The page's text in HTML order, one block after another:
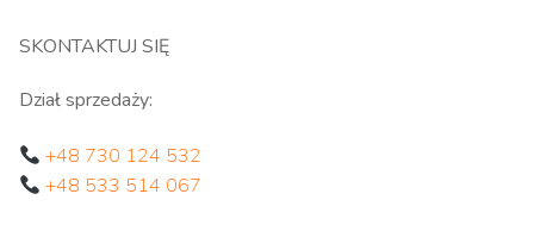
SKONTAKTUJ SIĘ
Dział sprzedaży:
+48 730 124 532
+48 533 514 067